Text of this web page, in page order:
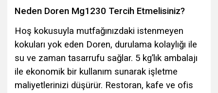
Neden Doren Mg1230 Tercih Etmelisiniz?
Hoş kokusuyla mutfağınızdaki istenmeyen
kokuları yok eden Doren, durulama kolaylığı ile
su ve zaman tasarrufu sağlar. 5 kg’lık ambalajı
ile ekonomik bir kullanım sunarak işletme
maliyetlerinizi düşürür. Restoran, kafe ve ofis